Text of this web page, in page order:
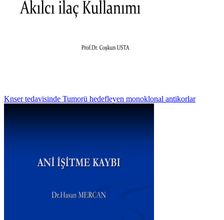
Knser tedavisinde Tumorü hedefleyen monoklonal antikorlar